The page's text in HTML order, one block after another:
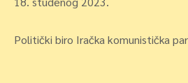
Politički biro Iračka komunistička